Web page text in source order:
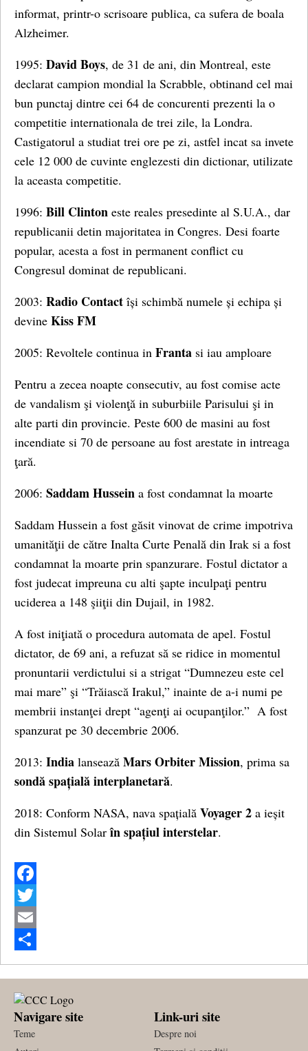
informat, printr-o scrisoare publica, ca sufera de boala
Alzheimer.
1995: David Boys, de 31 de ani, din Montreal, este
declarat campion mondial la Scrabble, obtinand cel mai
bun punctaj dintre cei 64 de concurenti prezenti la o
competitie internationala de trei zile, la Londra.
Castigatorul a studiat trei ore pe zi, astfel incat sa invete
cele 12 000 de cuvinte englezesti din dictionar, utilizate
la aceasta competitie.
1996: Bill Clinton este reales presedinte al S.U.A., dar
republicanii detin majoritatea in Congres. Desi foarte
popular, acesta a fost in permanent conflict cu
Congresul dominat de republicani.
2003: Radio Contact își schimbă numele și echipa și
devine Kiss FM
2005: Revoltele continua in Franta si iau amploare
Pentru a zecea noapte consecutiv, au fost comise acte
de vandalism şi violenţă in suburbiile Parisului şi in
alte parti din provincie. Peste 600 de masini au fost
incendiate si 70 de persoane au fost arestate in intreaga
ţară.
2006: Saddam Hussein a fost condamnat la moarte
Saddam Hussein a fost găsit vinovat de crime impotriva
umanităţii de către Inalta Curte Penală din Irak si a fost
condamnat la moarte prin spanzurare. Fostul dictator a
fost judecat impreuna cu alti şapte inculpaţi pentru
uciderea a 148 şiiţii din Dujail, in 1982.
A fost iniţiată o procedura automata de apel. Fostul
dictator, de 69 ani, a refuzat să se ridice in momentul
pronuntarii verdictului si a strigat “Dumnezeu este cel
mai mare” şi “Trăiască Irakul,” inainte de a-i numi pe
membrii instanţei drept “agenţi ai ocupanţilor.” A fost
spanzurat pe 30 decembrie 2006.
2013: India lansează Mars Orbiter Mission, prima sa
sondă spațială interplanetară.
2018: Conform NASA, nava spațială Voyager 2 a ieșit
din Sistemul Solarîn spațiul interstelar.
Facebook
Twitter
Email
Share
Navigare site
Teme
Link-uri site
Despre noi